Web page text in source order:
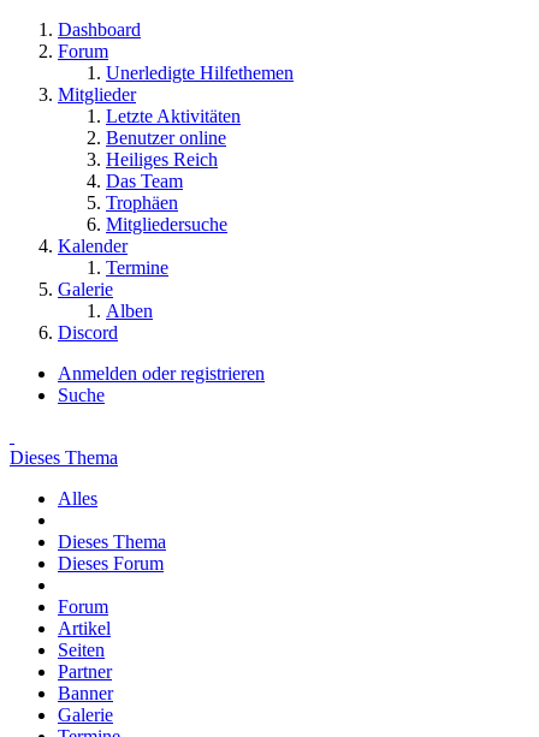
Dashboard
Forum
Unerledigte Hilfethemen
Mitglieder
Letzte Aktivitäten
Benutzer online
Heiliges Reich
Das Team
Trophäen
Mitgliedersuche
Kalender
Termine
Galerie
Alben
Discord
Anmelden oder registrieren
Suche
Dieses Thema
Alles
Dieses Thema
Dieses Forum
Forum
Artikel
Seiten
Partner
Banner
Galerie